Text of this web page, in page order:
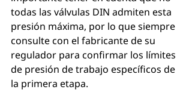
todas las válvulas DIN admiten esta
presión máxima, por lo que siempre
consulte con el fabricante de su
regulador para confirmar los límites
de presión de trabajo específicos de
la primera etapa.